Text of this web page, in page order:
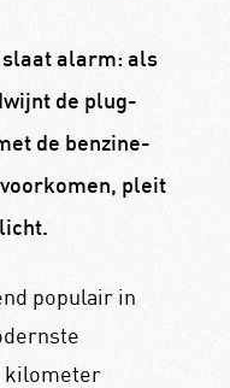
slaat alarm: als
de plug-
de benzine-
pleit
populair in
kilometer